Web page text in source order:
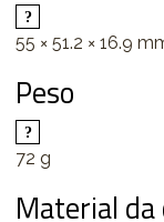
55 × 51.2 × 16.9
Peso
72 g
Material da